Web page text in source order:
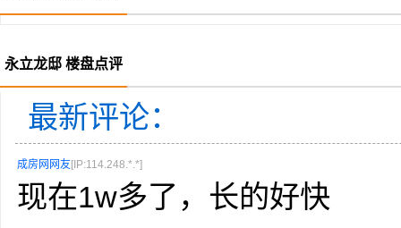
永立龙邸 楼盘点评
最新评论：
成房网网友[IP:114.248.*.*]
现在1w多了，长的好快